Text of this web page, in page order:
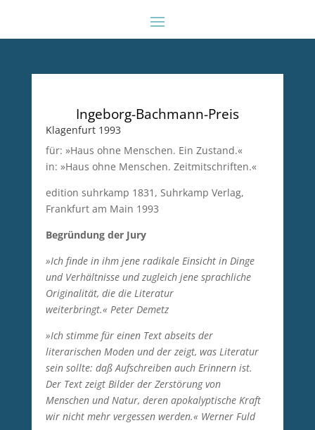
Ingeborg-Bachmann-Preis
Klagenfurt 1993
für: »Haus ohne Menschen. Ein Zustand.«
in: »Haus ohne Menschen. Zeitmitschriften.«
edition suhrkamp 1831, Suhrkamp Verlag,
Frankfurt am Main 1993
Begründung der Jury
»Ich finde in ihm jene radikale Einsicht in Dinge
und Verhältnisse und zugleich jene sprachliche
Originalität, die die Literatur
weiterbringt.« Peter Demetz
»Ich stimme für einen Text abseits der
literarischen Moden und der zeigt, was Literatur
sein sollte: daß Aufschreiben auch Erinnern ist.
Der Text zeigt Bilder der Zerstörung von
Menschen und Natur, deren apokalyptische Kraft
wir nicht mehr vergessen werden.« Werner Fuld